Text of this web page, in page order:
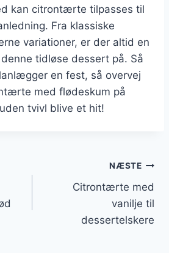
kan citrontærte tilpasses til
Fra klassiske
variationer, er der altid en
tidløse dessert på. Så
en fest, så overvej
med flødeskum på
tvivl blive et hit!
NÆSTE
Citrontærte med
vanilje til
dessertelskere